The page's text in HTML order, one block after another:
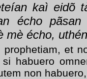
kaì eidõ
écho
mè écho,
prophetiam, et
habuero
non